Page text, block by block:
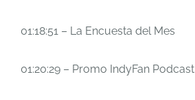
01:18:51 – La Encuesta del Mes
01:20:29 – Promo IndyFan Podcast